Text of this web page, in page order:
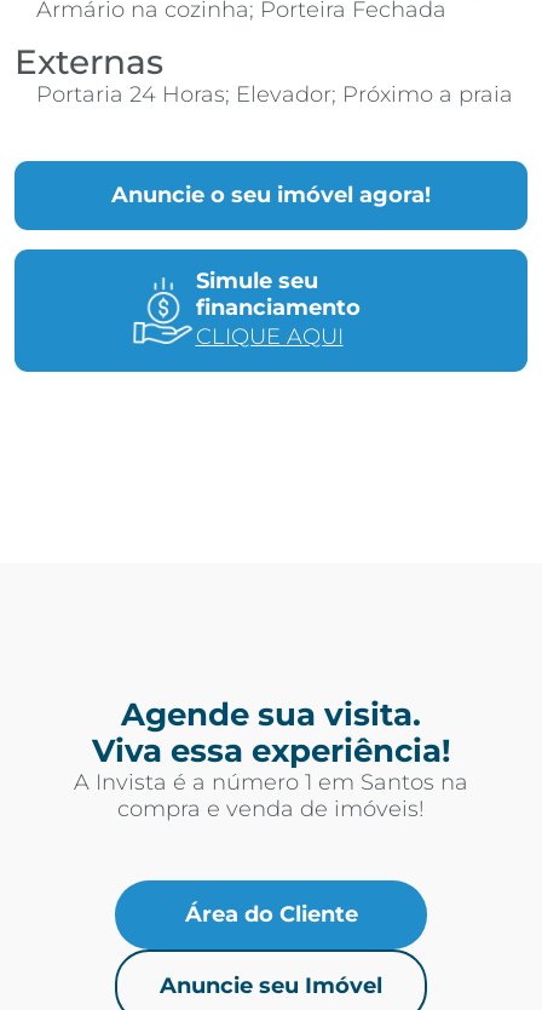
Anuncie o seu imóvel agora!
Simule seu
financiamento
CLIQUE AQUI
Armário na cozinha; Porteira Fechada
Externas
Portaria 24 Horas; Elevador; Próximo a praia
Agende sua visita.
Viva essa experiência!
A Invista é a número 1 em Santos na
compra e venda de imóveis!
Área do Cliente
Anuncie seu Imóvel